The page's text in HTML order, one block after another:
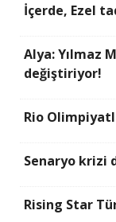
İçerde, Ezel
Alya: Yılmaz
değiştiriyor!
Rio
Senaryo krizi
Rising Star